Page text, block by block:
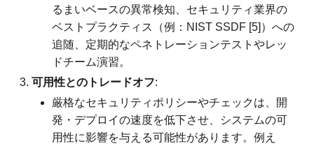
るまいベースの異常検知、セキュリティ業界の
ベストプラクティス（例：NIST SSDF [5]）への
追随、定期的なペネトレーションテストやレッ
ドチーム演習。
可用性とのトレードオフ:
厳格なセキュリティポリシーやチェックは、開
発・デプロイの速度を低下させ、システムの可
用性に影響を与える可能性があります。例え